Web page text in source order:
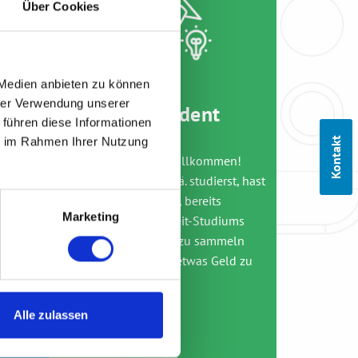
Über Cookies
anbieten zu können
Verwendung unserer
diese Informationen
Rahmen Ihrer Nutzung
Marketing
Alle zulassen
bist
zu
Werkstudent
Werkstudenten sind willkommen!
Wenn du Informatik o.ä. studierst, hast
Du bei uns die Chance, bereits
während deines Vollzeit-Studiums
erste Berufserfahrung zu sammeln
und dabei auch noch etwas Geld zu
verdienen.
Kontakt